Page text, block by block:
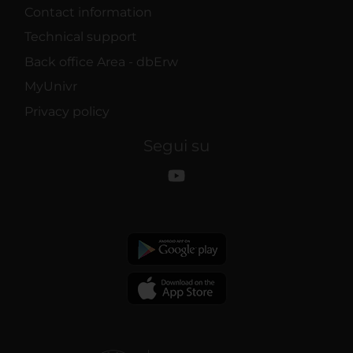
Contact information
Technical support
Back office Area - dbErw
MyUnivr
Privacy policy
Segui su